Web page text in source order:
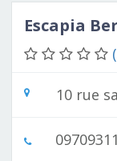
Escapia
10 rue